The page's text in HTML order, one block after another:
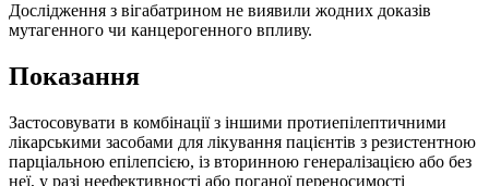
Дослідження з вігабатрином не виявили жодних доказів
мутагенного чи канцерогенного впливу.
Показання
Застосовувати в комбінації з іншими протиепілептичними
лікарськими засобами для лікування пацієнтів з резистентною
парціальною епілепсією, із вторинною генералізацією або без
неї, у разі неефективності або поганої переносимості